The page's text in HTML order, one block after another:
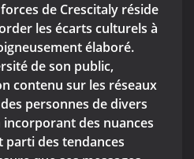
de Crescitaly réside
les écarts culturels à
élaboré.
de son public,
contenu sur les réseaux
personnes de divers
des nuances
des tendances